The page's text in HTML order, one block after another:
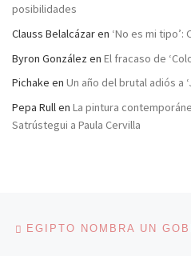
posibilidades
Clauss Belalcázaren ‘No es mi
Byron González en El fracaso de
Pichake en Un año del brutal adiós a
Pepa Rullen La pintura
Satrústegui a Paula Cervilla
Navegación de